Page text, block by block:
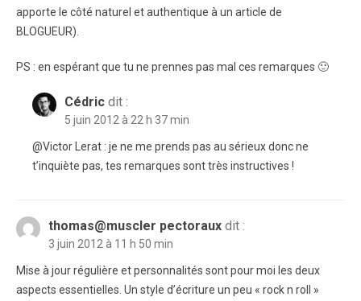
apporte le côté naturel et authentique à un article de
BLOGUEUR).
PS : en espérant que tu ne prennes pas mal ces remarques 🙂
Cédric dit :
5 juin 2012 à 22 h 37 min
@Victor Lerat : je ne me prends pas au sérieux donc ne
t’inquiète pas, tes remarques sont très instructives !
thomas@muscler pectoraux dit :
3 juin 2012 à 11 h 50 min
Mise à jour régulière et personnalités sont pour moi les deux
aspects essentielles. Un style d’écriture un peu « rock n roll »